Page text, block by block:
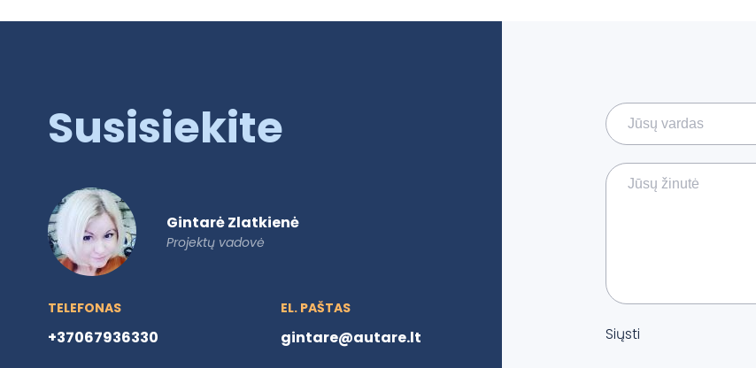
Susisiekite
Gintarė Zlatkienė
Projektų vadovė
TELEFONAS
+37067936330
EL. PAŠTAS
gintare@autare.lt Siųsti